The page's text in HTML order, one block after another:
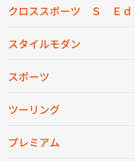
クロススポーツ Ｓ Ｅｄ
スタイルモダン
スポーツ
ツーリング
プレミアム